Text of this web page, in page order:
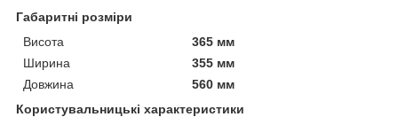
Габаритні розміри
Висота
365 мм
Ширина
355 мм
Довжина
560 мм
Користувальницькі характеристики